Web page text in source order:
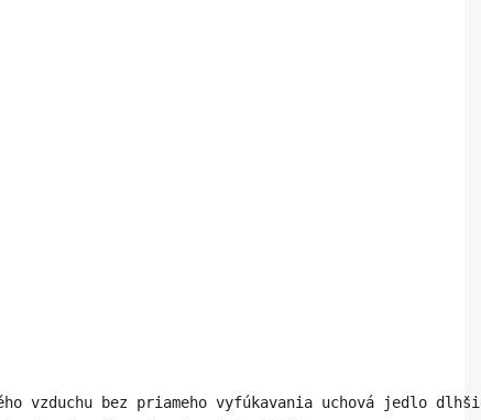
bez priameho vyfúkavania uchová jedlo